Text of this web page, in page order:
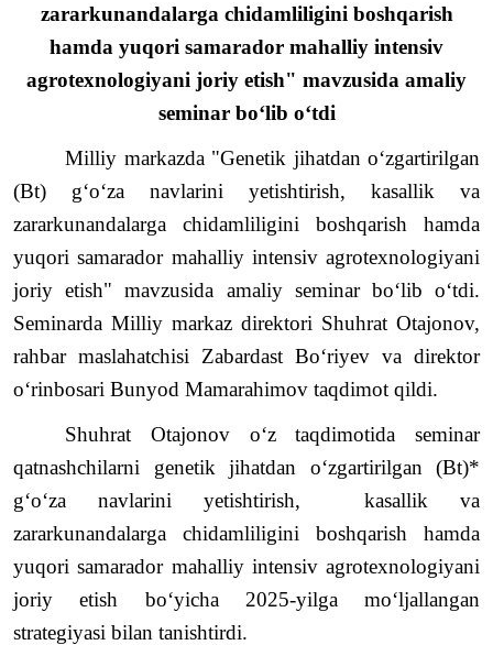
zararkunandalarga chidamliligini boshqarish
hamda yuqori samarador mahalliy intensiv
agrotexnologiyani joriy etish" mavzusida amaliy
seminar bo‘lib o‘tdi
Milliy markazda "Genetik jihatdan o‘zgartirilgan
(Bt) g‘o‘za navlarini yetishtirish, kasallik va
zararkunandalarga chidamliligini boshqarish hamda
yuqori samarador mahalliy intensiv agrotexnologiyani
joriy etish" mavzusida amaliy seminar bo‘lib o‘tdi.
Seminarda Milliy markaz direktori Shuhrat Otajonov,
rahbar maslahatchisi Zabardast Bo‘riyev va direktor
o‘rinbosari Bunyod Mamarahimov taqdimot qildi.
Shuhrat Otajonov o‘z taqdimotida seminar
qatnashchilarni genetik jihatdan o‘zgartirilgan (Bt)*
g‘o‘za navlarini yetishtirish, kasallik va
zararkunandalarga chidamliligini boshqarish hamda
yuqori samarador mahalliy intensiv agrotexnologiyani
joriy etish bo‘yicha 2025-yilga mo‘ljallangan
strategiyasi bilan tanishtirdi.